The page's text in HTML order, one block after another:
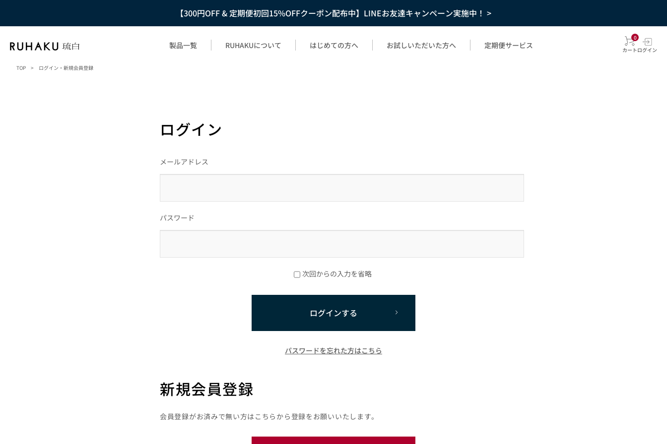
【300円OFF & 定期便初回15%OFFクーポン配布中】LINEお友達キャンペーン実施中！ >
製品一覧 RUHAKUについて はじめての方へ お試しいただいた方へ 定期便サービス
0
カートログイン
TOP > ログイン・新規会員登録
ログイン
メールアドレス
パスワード
次回からの入力を省略
ログインする
パスワードを忘れた方はこちら
新規会員登録
会員登録がお済みで無い方はこちらから登録をお願いいたします。